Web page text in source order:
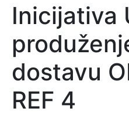
Inicijativa
dostavu
REF 4